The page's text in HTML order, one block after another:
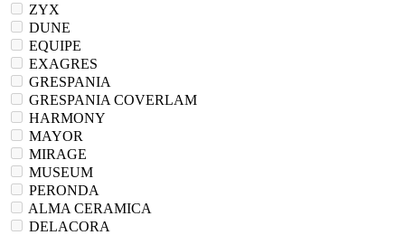
ZYX
DUNE
EQUIPE
EXAGRES
GRESPANIA
GRESPANIA COVERLAM
HARMONY
MAYOR
MIRAGE
MUSEUM
PERONDA
ALMA CERAMICA
DELACORA